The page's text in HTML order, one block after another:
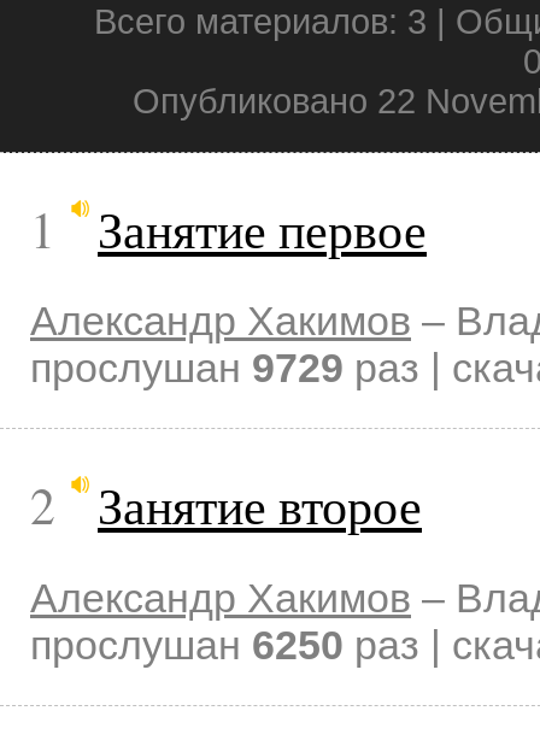
Всего материалов: 3 |
Опубликовано 22
1 Занятие первое
Александр Хакимов –
прослушан 9729 раз |
2 Занятие второе
Александр Хакимов –
прослушан 6250 раз |